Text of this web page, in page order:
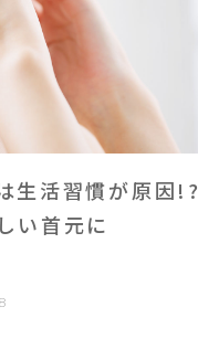
生活習慣が原因!?
い首元に